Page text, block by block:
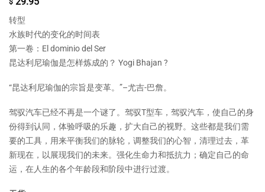
转型
水族时代的变化的时间表
第一卷：El dominio del Ser
昆达利尼瑜伽是怎样炼成的？ Yogi Bhajan ?
“昆达利尼瑜伽的宗旨是变革。”–尤吉-巴詹。
驾驭汽车已经不再是一个谜了。驾驭T型车，驾驭汽车，使自己的身
份得到认同，体验呼吸的乐趣，扩大自己的视野。这些都是我们需
要的工具，用来平衡我们的脉轮，调整我们的心智，清理过去，革
新现在，以展现我们的未来。强化生命力和抵抗力；确定自己的命
运，在人生的各个年龄段和阶段中进行过渡。